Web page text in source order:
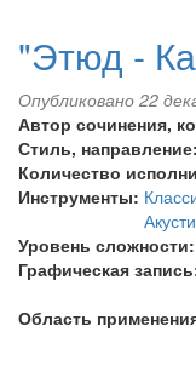
"Этюд -
Опубликовано 22
Автор сочинения,
Стиль, направление:
Количество
Инструменты:
Уровень сложности:
Графическая
Область